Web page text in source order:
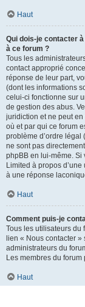
Haut
Qui dois-je contacter
à ce forum ?
Tous les
contact approprié
réponse de leur part,
(dont les informations
celui-ci fonctionne sur
de gestion des abus.
juridiction et ne peut
où et par qui ce forum
problème d’ordre légal
ne sont pas
phpBB en lui-même.
Limited à propos
à une réponse
Haut
Comment puis-je
Tous les utilisateurs du
lien « Nous contacter
administrateurs du
Les membres du
Haut